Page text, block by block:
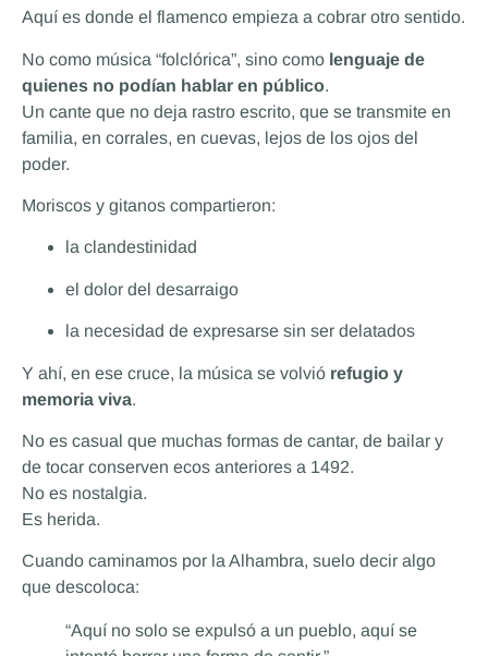
Aquí es donde el flamenco empieza a cobrar otro sentido.
No como música “folclórica”, sino como lenguaje de
quienes no podían hablar en público.
Un cante que no deja rastro escrito, que se transmite en
familia, en corrales, en cuevas, lejos de los ojos del
poder.
Moriscos y gitanos compartieron:
la clandestinidad
el dolor del desarraigo
la necesidad de expresarse sin ser delatados
Y ahí, en ese cruce, la música se volvió refugio y
memoria viva.
No es casual que muchas formas de cantar, de bailar y
de tocar conserven ecos anteriores a 1492.
No es nostalgia.
Es herida.
Cuando caminamos por la Alhambra, suelo decir algo
que descoloca:
“Aquí no solo se expulsó a un pueblo, aquí se